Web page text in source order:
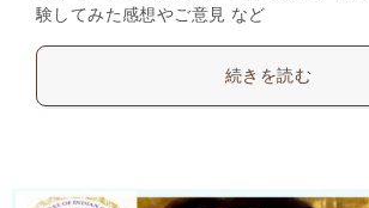
験してみた感想やご意見 など
続きを読む